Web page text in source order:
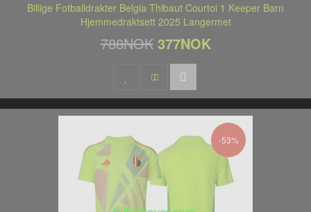
Billige Fotballdrakter Belgia Thibaut Courtoi 1 Keeper Barn
Hjemmedraktsett 2025 Langermet
788NOK 377NOK
-53%